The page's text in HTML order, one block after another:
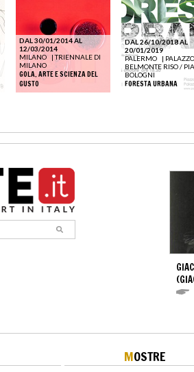
DAL 30/01/2014 AL
12/03/2014
MILANO
|TRIENNALE DI
MILANO
GOLA. ARTE E SCIENZA DEL
GUSTO
DAL 26/10/2018 AL
20/01/2019
PALERMO
| PALAZZO
BELMONTE RISO /
BOLOGNI
FORESTA URBANA
MOSTRE